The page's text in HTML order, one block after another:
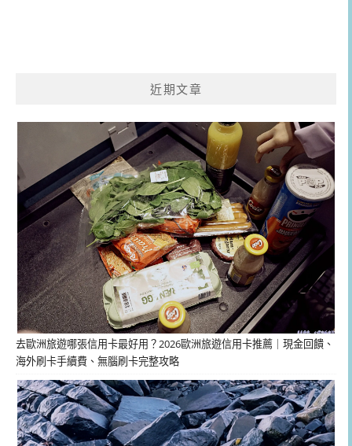
近期文章
去歐洲旅遊哪張信用卡最好用？2026歐洲旅遊信用卡推薦｜現金回饋、
海外刷卡手續費、無腦刷卡完整攻略